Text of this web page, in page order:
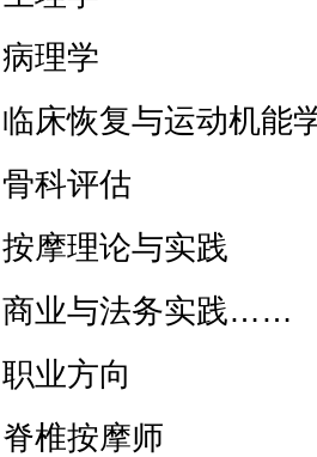
病理学
临床恢复与运动机能
骨科评估
按摩理论与实践
商业与法务实践……
职业方向
脊椎按摩师